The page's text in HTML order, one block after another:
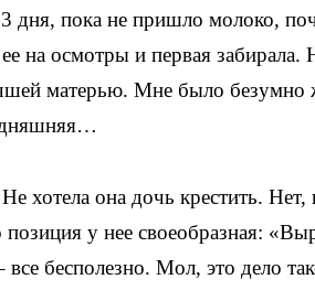
дня, пока не пришло молоко,
на осмотры и первая
матерью. Мне было безумно
хотела она дочь крестить.
у нее своеобразная:
все бесполезно. Мол, это дело